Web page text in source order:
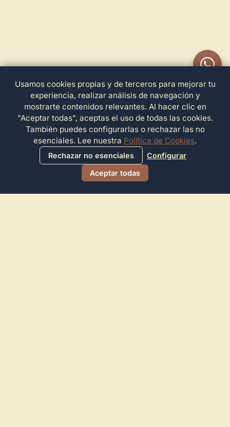
Usamos cookies propias y de terceros para mejorar tu
experiencia, realizar análisis de navegación y
mostrarte contenidos relevantes. Al hacer clic en
"Aceptar todas", aceptas el uso de todas las cookies.
También puedes configurarlas o rechazar las no
esenciales. Lee nuestra Política de Cookies.
Rechazar no esenciales
Configurar
Aceptar todas